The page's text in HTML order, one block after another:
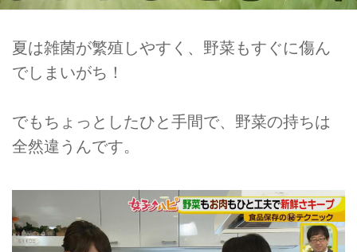
夏は雑菌が繁殖しやすく、野菜もすぐに傷ん
でしまいがち！
でもちょっとしたひと手間で、野菜の持ちは
全然違うんです。